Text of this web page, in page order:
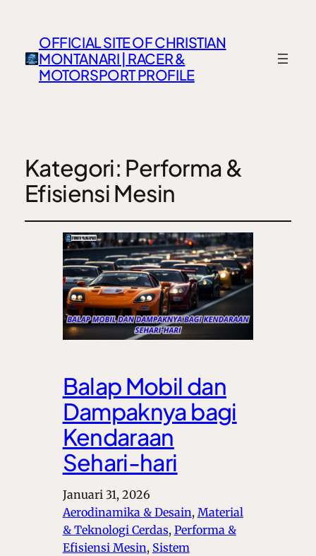
OFFICIAL SITE OF CHRISTIAN
MONTANARI | RACER &
MOTORSPORT PROFILE
Kategori: Performa &
Efisiensi Mesin
Balap Mobil dan
Dampaknya bagi
Kendaraan
Sehari-hari
Januari 31, 2026
Aerodinamika & Desain, Material
& Teknologi Cerdas, Performa &
Efisiensi Mesin, Sistem